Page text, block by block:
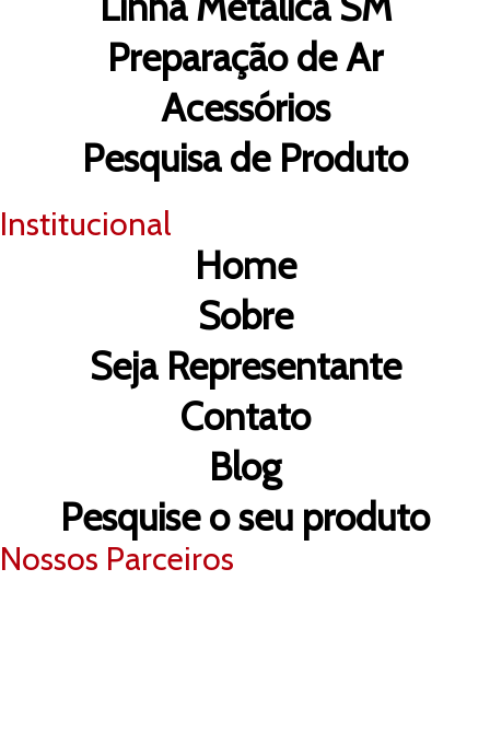
Preparação de Ar
Acessórios
Pesquisa de Produto
Institucional
Home
Sobre
Seja Representante
Contato
Blog
Pesquise o seu produto
Nossos Parceiros